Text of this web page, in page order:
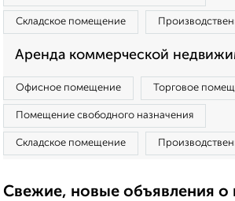
Складское помещение
Аренда коммерческой
Офисное помещение Торговое
Помещение свободного назначения
Складское помещение
Свежие, новые объявления о